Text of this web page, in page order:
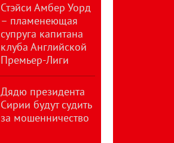
Стэйси Амбер Уорд
– пламенеющая
супруга капитана
клуба Английской
Премьер-Лиги
Дядю президента
Сирии будут судить
за мошенничество